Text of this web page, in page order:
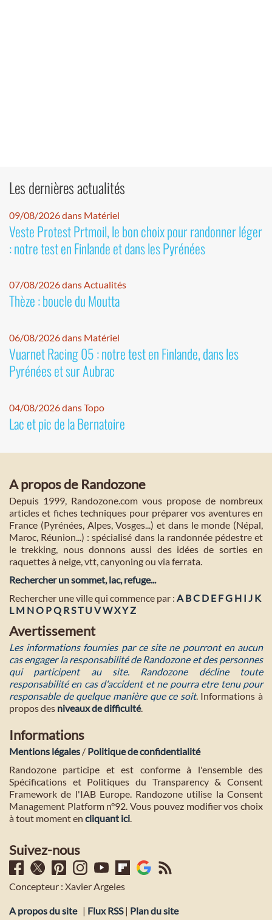
Les dernières actualités
09/08/2026 dans Matériel
Veste Protest Prtmoil, le bon choix pour randonner léger
: notre test en Finlande et dans les Pyrénées
07/08/2026 dans Actualités
Thèze : boucle du Moutta
06/08/2026 dans Matériel
Vuarnet Racing 05 : notre test en Finlande, dans les
Pyrénées et sur Aubrac
04/08/2026 dans Topo
Lac et pic de la Bernatoire
A propos de Randozone
Depuis 1999, Randozone.com vous propose de nombreux
articles et fiches techniques pour préparer vos aventures en
France (Pyrénées, Alpes, Vosges...) et dans le monde (Népal,
Maroc, Réunion...) : spécialisé dans la randonnée pédestre et
le trekking, nous donnons aussi des idées de sorties en
raquettes à neige, vtt, canyoning ou via ferrata.
Rechercher un sommet, lac, refuge...
Rechercher une ville qui commence par : A BC D E FG H I J K
L M NO PQ RST U VWXYZ
Avertissement
Les informations fournies par ce site ne pourront en aucun
cas engager la responsabilité de Randozone et des personnes
qui participent au site. Randozone décline toute
responsabilité en cas d'accident et ne pourra etre tenu pour
responsable de quelque manière que ce soit. Informations à
propos des niveaux de difficulté.
Informations
Mentions légales / Politique de confidentialité
Randozone participe et est conforme à l'ensemble des
Spécifications et Politiques du Transparency & Consent
Framework de l'IAB Europe. Randozone utilise la Consent
Management Platform n°92. Vous pouvez modifier vos choix
à tout moment en cliquant ici.
Suivez-nous
Concepteur : Xavier Argeles
A propos du site | Flux RSS| Plan du site